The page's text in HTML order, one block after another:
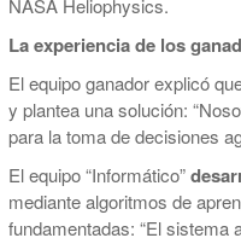
NASA Heliophysics.
La experiencia de los
El equipo ganador explicó
y plantea una solución:
para la toma de decisiones
El equipo “Informático”
mediante algoritmos de
fundamentadas: “El sistema